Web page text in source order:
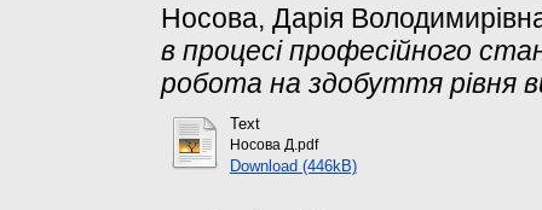
Носова, Дарія
в процесі професійного
робота на здобуття рівня
Text
Носова Д.pdf
Download (446kB)